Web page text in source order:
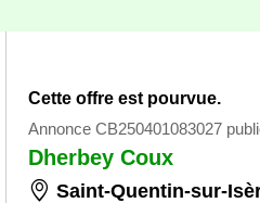
Cette offre est pourvue.
Annonce CB250401083027
Dherbey Coux
Saint-Quentin-sur-